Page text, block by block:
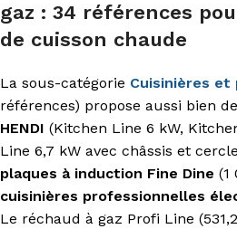
gaz : 34 références
de cuisson chaude
La sous-catégorie Cuisinières et
références) propose aussi bien
HENDI (Kitchen Line 6 kW,
Line 6,7 kW avec châssis et
plaques à induction Fine Dine (1
cuisinières professionnelles
Le réchaud à gaz Profi Line